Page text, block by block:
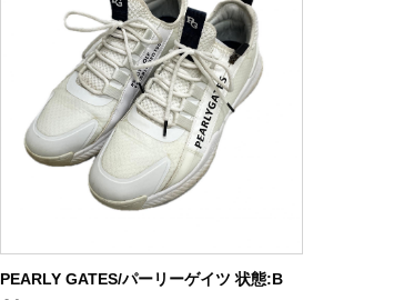
PEARLY GATES/パーリーゲイツ 状態:B